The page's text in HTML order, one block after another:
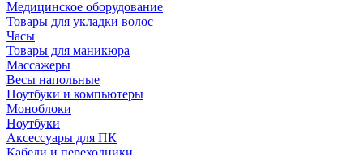
Медицинское оборудование
Товары для укладки волос
Часы
Товары для маникюра
Массажеры
Весы напольные
Ноутбуки и компьютеры
Моноблоки
Ноутбуки
Аксессуары для ПК
Кабели и переходники